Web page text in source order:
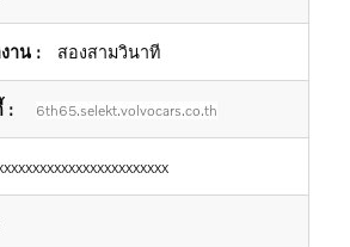
สองสามวินาที
6th65.selekt.volvocars.co.th